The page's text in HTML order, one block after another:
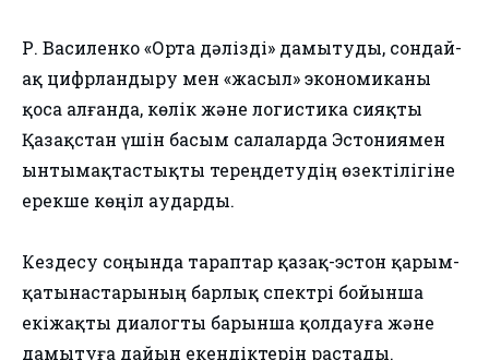
Р. Василенко «Орта дәлізді» дамытуды, сондай-
ақ цифрландыру мен «жасыл» экономиканы
қоса алғанда, көлік және логистика сияқты
Қазақстан үшін басым салаларда Эстониямен
ынтымақтастықты тереңдетудің өзектілігіне
ерекше көңіл аударды.
Кездесу соңында тараптар қазақ-эстон қарым-
қатынастарының барлық спектрі бойынша
екіжақты диалогты барынша қолдауға және
дамытуға дайын екендіктерін растады.